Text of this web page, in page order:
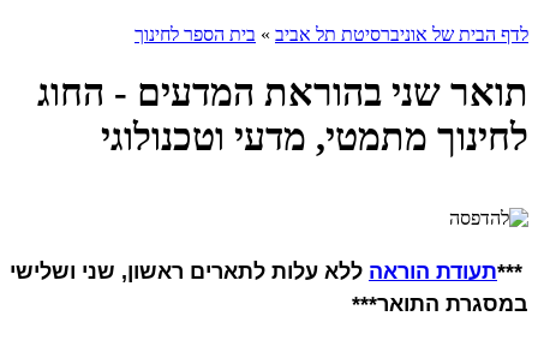
לדף הבית של אוניברסיטת תל אביב » בית הספר לחינוך
תואר שני בהוראת המדעים - החוג
לחינוך מתמטי, מדעי וטכנולוגי
***תעודת הוראה ללא עלות לתארים ראשון, שני ושלישי
במסגרת התואר***